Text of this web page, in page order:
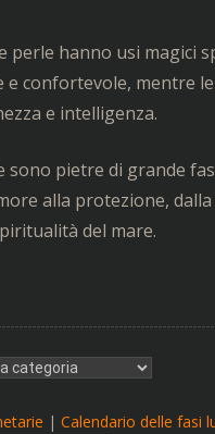
perle hanno usi magici
e confortevole, mentre
e intelligenza.
sono pietre di grande
alla protezione,
del mare.
| Calendario delle fasi